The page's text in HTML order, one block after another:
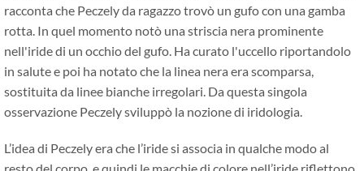
racconta che Peczely da ragazzo trovò un gufo con una gamba
rotta. In quel momento notò una striscia nera prominente
nell'iride di un occhio del gufo. Ha curato l'uccello riportandolo
in salute e poi ha notato che la linea nera era scomparsa,
sostituita da linee bianche irregolari. Da questa singola
osservazione Peczely sviluppò la nozione di iridologia.
L’idea di Peczely era che l’iride si associa in qualche modo al